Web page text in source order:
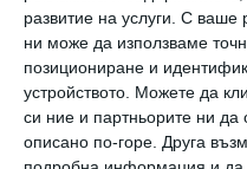
развитие на услуги. С ваше
ни може да използваме
позициониране и
устройството. Можете да
си ние и партньорите ни да
описано по-горе. Друга
трудно за
с годините, защото
че се храни без
друг режим“,обясни
А след това добави: